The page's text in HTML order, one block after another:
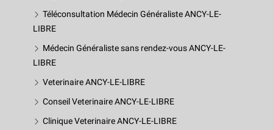
Téléconsultation Médecin Généraliste ANCY-LE-
LIBRE
Médecin Généraliste sans rendez-vous ANCY-LE-
LIBRE
Veterinaire ANCY-LE-LIBRE
Conseil Veterinaire ANCY-LE-LIBRE
Clinique Veterinaire ANCY-LE-LIBRE